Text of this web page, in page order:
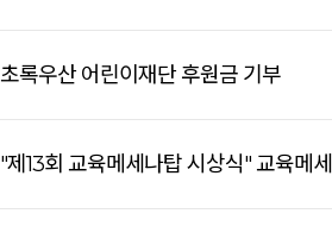
초록우산 어린이재단 후원금 기부
"제13회 교육메세나탑 시상식" 교육메